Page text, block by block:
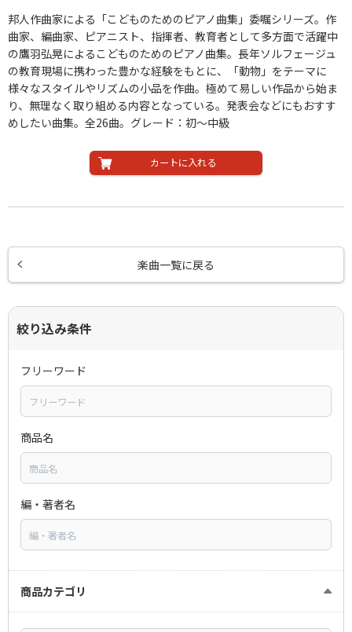
邦人作曲家による「こどものためのピアノ曲集」委嘱シリーズ。作
曲家、編曲家、ピアニスト、指揮者、教育者として多方面で活躍中
の鷹羽弘晃によるこどものためのピアノ曲集。長年ソルフェージュ
の教育現場に携わった豊かな経験をもとに、「動物」をテーマに
様々なスタイルやリズムの小品を作曲。極めて易しい作品から始ま
り、無理なく取り組める内容となっている。発表会などにもおすす
めしたい曲集。全26曲。グレード：初～中級
カートに入れる
楽曲一覧に戻る
絞り込み条件
フリーワード
商品名
編・著者名
商品カテゴリ